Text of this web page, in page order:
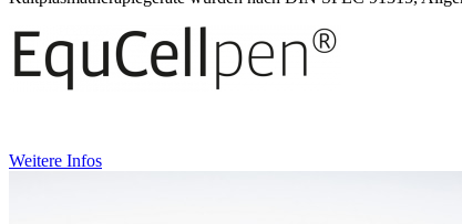
Weitere Infos